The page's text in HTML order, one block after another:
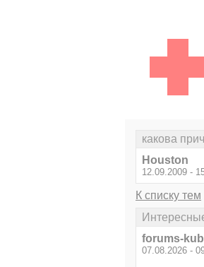
какова
Houston
12.09.2009 -
К списку тем
forums-
07.08.2026 -